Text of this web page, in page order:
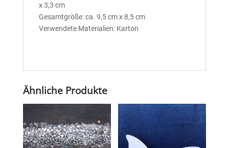
x 3,3 cm
Gesamtgröße: ca. 9,5 cm x 8,5 cm
Verwendete Materialien: Karton
Ähnliche Produkte